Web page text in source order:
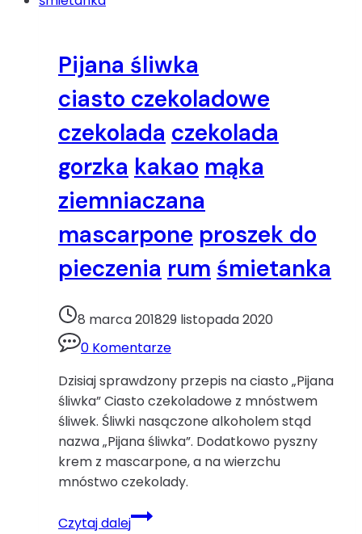
Pijana śliwka
ciasto czekoladowe
czekolada czekolada
gorzka kakao mąka
ziemniaczana
mascarpone proszek do
pieczenia rum śmietanka
8 marca 201829 listopada 2020
0 Komentarze
Dzisiaj sprawdzony przepis na ciasto „Pijana
śliwka” Ciasto czekoladowe z mnóstwem
śliwek. Śliwki nasączone alkoholem stąd
nazwa „Pijana śliwka”. Dodatkowo pyszny
krem z mascarpone, a na wierzchu
mnóstwo czekolady.
Czytaj dalejPijana